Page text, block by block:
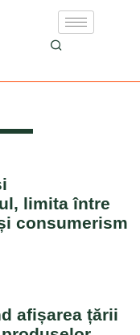
limita între
consumerism
afișarea țării